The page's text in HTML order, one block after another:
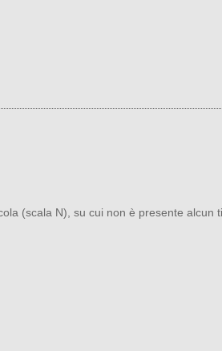
(scala N), su cui non è presente alcun